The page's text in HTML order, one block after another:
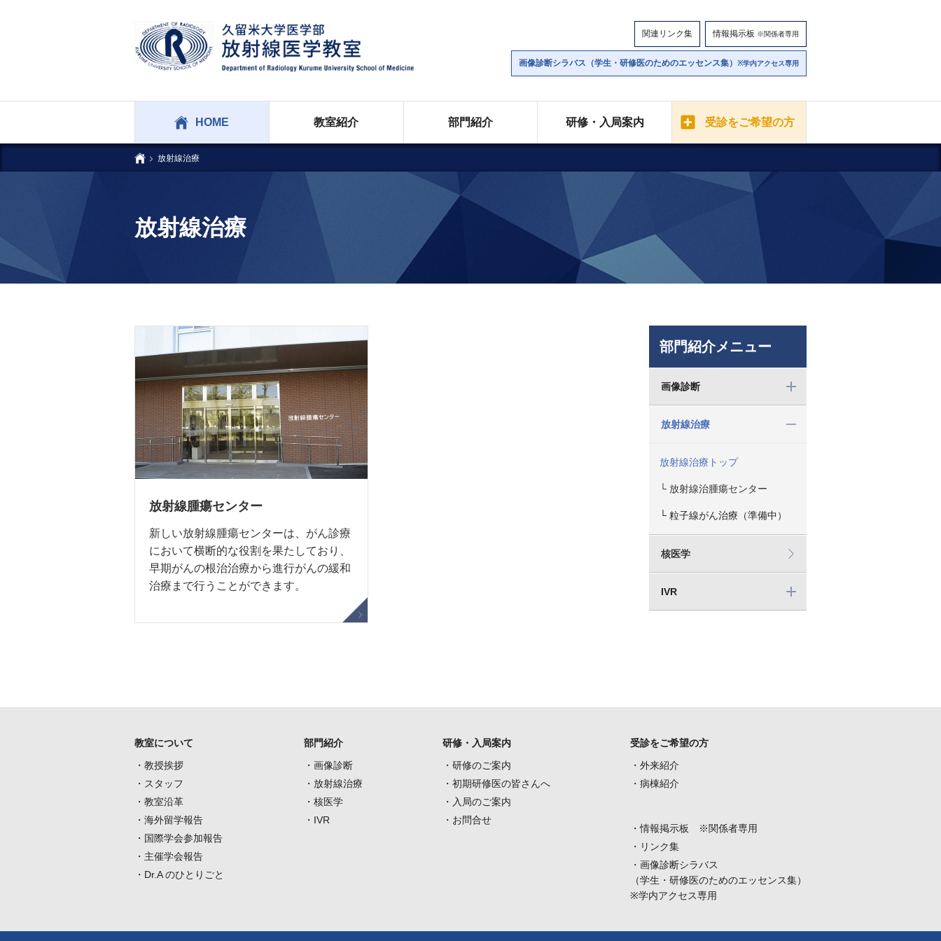
関連リンク集 情報掲示板 ※関係者専用
画像診断シラバス（学生・研修医のためのエッセンス集） ※学内アクセス専用
HOME 教室紹介 部門紹介 研修・入局案内 受診をご希望の方
放射線治療
放射線治療
放射線腫瘍センター
新しい放射線腫瘍センターは、がん診療
において横断的な役割を果たしており、
早期がんの根治治療から進行がんの緩和
治療まで行うことができます。
部門紹介メニュー
画像診断
放射線治療
放射線治療トップ
└ 放射線治腫瘍センター
└ 粒子線がん治療（準備中）
核医学
IVR
教室について
・教授挨拶
・スタッフ
・教室沿革
・海外留学報告
・国際学会参加報告
・主催学会報告
・Dr.A のひとりごと
部門紹介
・画像診断
・放射線治療
・核医学
・IVR
研修・入局案内
・研修のご案内
・初期研修医の皆さんへ
・入局のご案内
・お問合せ
受診をご希望の方
・外来紹介
・病棟紹介
・情報掲示板 ※関係者専用
・リンク集
・画像診断シラバス
（学生・研修医のためのエッセンス集）
※学内アクセス専用